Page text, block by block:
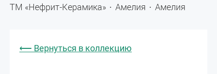
ТМ «Нефрит-Керамика»
Амелия Амелия
⟵ Вернуться в коллекцию